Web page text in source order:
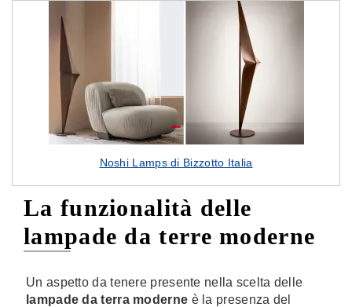
Noshi Lamps di Bizzotto Italia
La funzionalità delle
lampade da terre moderne
Un aspetto da tenere presente nella scelta delle
lampade da terra moderne è la presenza del